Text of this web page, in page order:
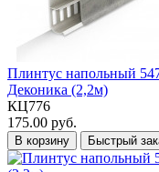
Плинтус напольный
Деконика (2,2м)
КЦ776
175.00 руб.
В корзину Быстрый